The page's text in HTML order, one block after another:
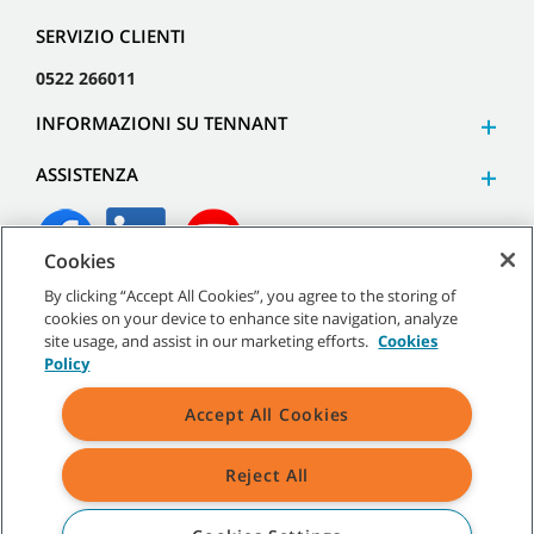
SERVIZIO CLIENTI
0522 266011
INFORMAZIONI SU TENNANT
ASSISTENZA
2026 Tennant Company. Tutti i diritti riservati.
Mappa del sito Termini generali |Termini di utilizzo
Termini
di vendita
Tutti i marchi e i loghi Tennant indicati sono di proprietà di Tennant
Cookies
By clicking “Accept All Cookies”, you agree to the storing of
cookies on your device to enhance site navigation, analyze
site usage, and assist in our marketing efforts. Cookies
Policy
Accept All Cookies
Reject All